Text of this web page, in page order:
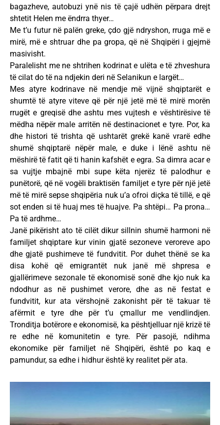
bagazheve, autobuzi ynë nis të çajë udhën përpara drejt
shtetit Helen me ëndrra thyer…
Me t’u futur në palën greke, çdo gjë ndryshon, rruga më e
mirë, më e shtruar dhe pa gropa, që në Shqipëri i gjejmë
masivisht.
Paralelisht me ne shtrihen kodrinat e ulëta e të zhveshura
të cilat do të na ndjekin deri në Selanikun e largët…
Mes atyre kodrinave në mendje më vijnë shqiptarët e
shumtë të atyre viteve që për një jetë më të mirë morën
rrugët e greqisë dhe ashtu mes vujtesh e vështirësive të
mëdha nëpër male arritën në destinacionet e tyre. Por, ka
dhe histori të trishta që ushtarët grekë kanë vrarë edhe
shumë shqiptarë nëpër male, e duke i lënë ashtu në
mëshirë të fatit që ti hanin kafshët e egra. Sa dimra acar e
sa vujtje mbajnë mbi supe këta njerëz të palodhur e
punëtorë, që në vogëli braktisën familjet e tyre për një jetë
më të mirë sepse shqipëria nuk u’a ofroi diçka të tillë, e që
sot enden si të huaj mes të huajve. Pa shtëpi… Pa prona…
Pa të ardhme…
Janë pikërisht ato të cilët dikur sillnin shumë harmoni në
familjet shqiptare kur vinin gjatë sezoneve veroreve apo
dhe gjatë pushimeve të fundvitit. Por duhet thënë se ka
disa kohë që emigrantët nuk janë më shpresa e
gjallërimeve sezonale të ekonomisë sonë dhe kjo nuk ka
ndodhur as në pushimet verore, dhe as në festat e
fundvitit, kur ata vërshojnë zakonisht për të takuar të
afërmit e tyre dhe për t’u çmallur me vendlindjen.
Tronditja botërore e ekonomisë, ka pështjelluar një krizë të
re edhe në komunitetin e tyre. Për pasojë, ndihma
ekonomike për familjet në Shqipëri, është po kaq e
pamundur, sa edhe i hidhur është ky realitet për ata.